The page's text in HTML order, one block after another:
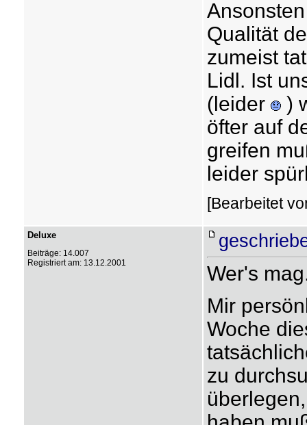
Qualität
zumeist
Lidl. Ist
(leider
)
öfter auf
greifen
leider
[Bearbeitet
Deluxe
Beiträge: 14.007
Registriert am: 13.12.2001
Wer's
Mir
Woche
zu